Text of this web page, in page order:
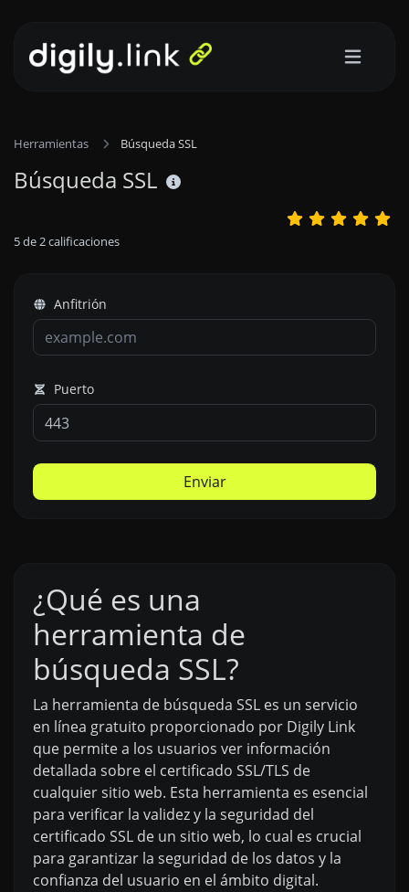
Herramientas Búsqueda SSL
Búsqueda SSL
5de2calificaciones
Anfitrión
Puerto
Enviar
¿Qué es una
herramienta de
búsqueda SSL?
La herramienta de búsqueda SSL es un servicio
en línea gratuito proporcionado por Digily Link
que permite a los usuarios ver información
detallada sobre el certificado SSL/TLS de
cualquier sitio web. Esta herramienta es esencial
para verificar la validez y la seguridad del
certificado SSL de un sitio web, lo cual es crucial
para garantizar la seguridad de los datos y la
confianza del usuario en el ámbito digital.